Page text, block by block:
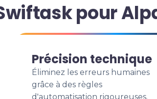
pour
Précision technique
Éliminez les erreurs humaines
grâce à des règles
d'automatisation rigoureuses.